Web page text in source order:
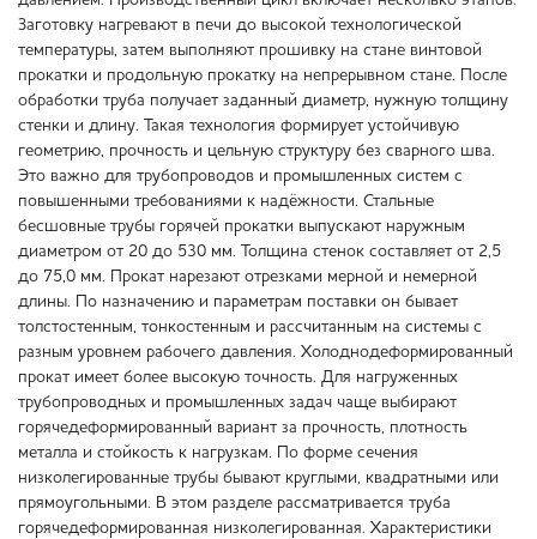
Заготовку нагревают в печи до высокой технологической
температуры, затем выполняют прошивку на стане винтовой
прокатки и продольную прокатку на непрерывном стане. После
обработки труба получает заданный диаметр, нужную толщину
стенки и длину. Такая технология формирует устойчивую
геометрию, прочность и цельную структуру без сварного шва.
Это важно для трубопроводов и промышленных систем с
повышенными требованиями к надёжности. Стальные
бесшовные трубы горячей прокатки выпускают наружным
диаметром от 20 до 530 мм. Толщина стенок составляет от 2,5
до 75,0 мм. Прокат нарезают отрезками мерной и немерной
длины. По назначению и параметрам поставки он бывает
толстостенным, тонкостенным и рассчитанным на системы с
разным уровнем рабочего давления. Холоднодеформированный
прокат имеет более высокую точность. Для нагруженных
трубопроводных и промышленных задач чаще выбирают
горячедеформированный вариант за прочность, плотность
металла и стойкость к нагрузкам. По форме сечения
низколегированные трубы бывают круглыми, квадратными или
прямоугольными. В этом разделе рассматривается труба
горячедеформированная низколегированная. Характеристики